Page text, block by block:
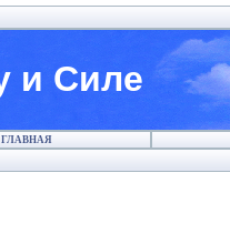
и Силе
ГЛАВНАЯ